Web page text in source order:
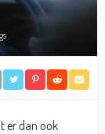
er dan ook